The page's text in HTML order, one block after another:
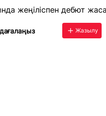
жеңіліспен дебют
Жазылу